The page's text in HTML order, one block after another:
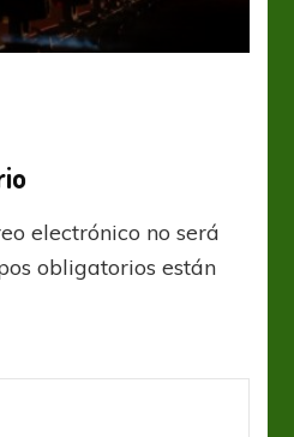
electrónico no será
obligatorios están